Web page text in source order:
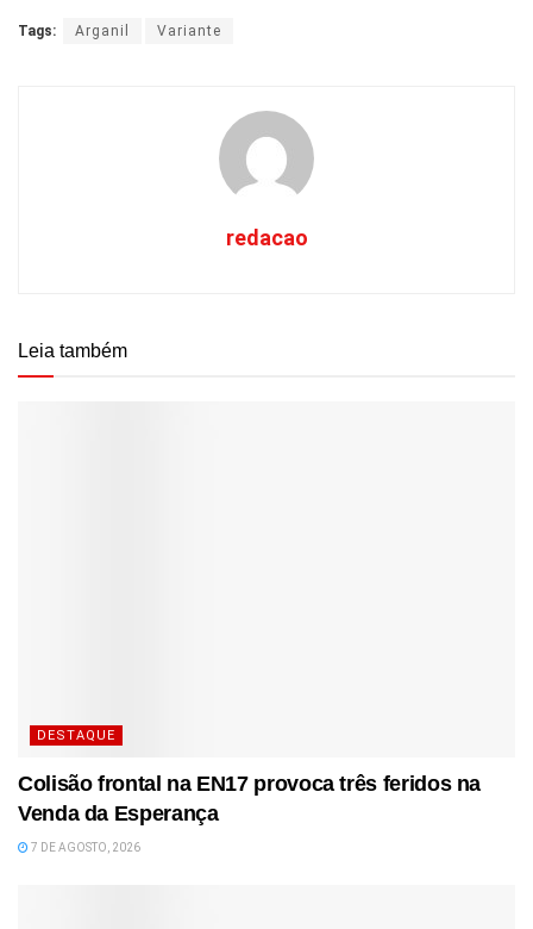
Tags: Arganil Variante
redacao
Leia também
DESTAQUE
Colisão frontal na EN17 provoca três feridos na
Venda da Esperança
7 DE AGOSTO, 2026